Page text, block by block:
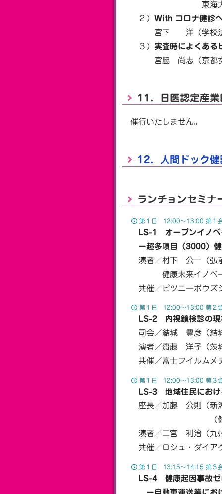
東海大学医学部
２） With コロナ健診
宮下 洋（学校法人
３） 実査時によくある
宮脇 尚志（京都女
11．日医認定産
催行いたしません。
12．人間ドック
ランチョンセミナ
第１日 12:00〜13:00 第１
LS-1 オープンイノベ
ー超多項目（3000）健
演者／村下 公一（弘
健康未来イノベーシ
共催／ピツニーボウズ
第１日 12:00〜13:00 第２
LS-2 内視鏡検診の現
司会／結城 豊彦（結
演者／齋藤 洋子（茨
共催／富士フイルムメ
第１日 12:00〜13:00 第３
LS-3 地域住民にお
座長／加藤 公則（新
（健診・人間
演者／二宮 利治（九
共催／ロシュ・ダイア
第１日 13:15〜14:15 第３
LS-4 健康起因事故
ー自動車運送業におけ